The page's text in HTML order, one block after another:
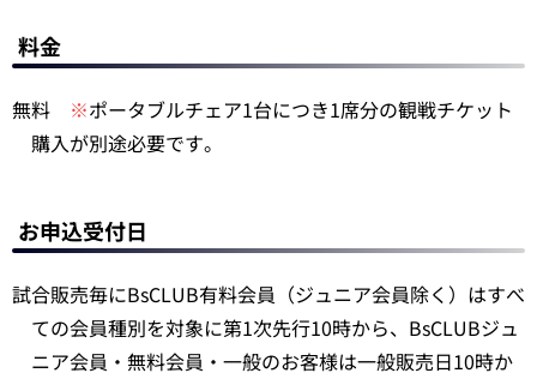
料金
無料 ※ポータブルチェア1台につき1席分の観戦チケット
購入が別途必要です。
お申込受付日
試合販売毎にBsCLUB有料会員（ジュニア会員除く）はすべ
ての会員種別を対象に第1次先行10時から、BsCLUBジュ
ニア会員・無料会員・一般のお客様は一般販売日10時か